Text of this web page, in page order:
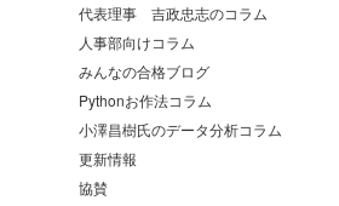
代表理事 吉政忠志のコラム
人事部向けコラム
みんなの合格ブログ
Pythonお作法コラム
小澤昌樹氏のデータ分析コラム
更新情報
協賛